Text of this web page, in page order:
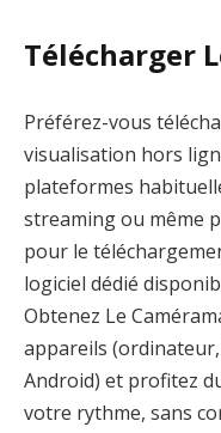
Télécharger
Préférez-vous
visualisation hors
plateformes
streaming ou même
pour le
logiciel dédié
Obtenez Le
appareils
Android) et profitez
votre rythme, sans